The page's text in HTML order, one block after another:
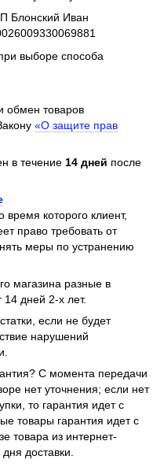
Блонский Иван
выборе способа
обмен товаров
«О защите прав
в течение 14 дней после
которого клиент,
право требовать от
меры по устранению
магазина разные в
14 дней 2-х лет.
если не будет
нарушений
С момента передачи
нет уточнения; если нет
то гарантия идет с
товары гарантия идет с
товара из интернет-
доставки.